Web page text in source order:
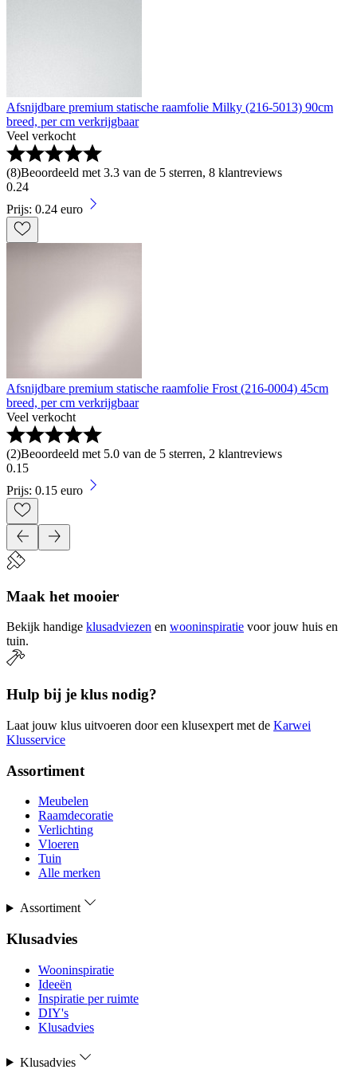
Afsnijdbare premium statische raamfolie Milky (216-5013) 90cm
breed, per cm verkrijgbaar
Veel verkocht
(8)Beoordeeld met 3.3 van de 5 sterren, 8 klantreviews
0.24
Prijs: 0.24 euro
Afsnijdbare premium statische raamfolie Frost (216-0004) 45cm
breed, per cm verkrijgbaar
Veel verkocht
(2)Beoordeeld met 5.0 van de 5 sterren, 2 klantreviews
0.15
Prijs: 0.15 euro
Maak het mooier
Bekijk handige klusadviezen en wooninspiratie voor jouw huis en
tuin.
Hulp bij je klus nodig?
Laat jouw klus uitvoeren door een klusexpert met de Karwei
Klusservice
Assortiment
Meubelen
Raamdecoratie
Verlichting
Vloeren
Tuin
Alle merken
Assortiment
Klusadvies
Wooninspiratie
Ideeën
Inspiratie per ruimte
DIY's
Klusadvies
Klusadvies